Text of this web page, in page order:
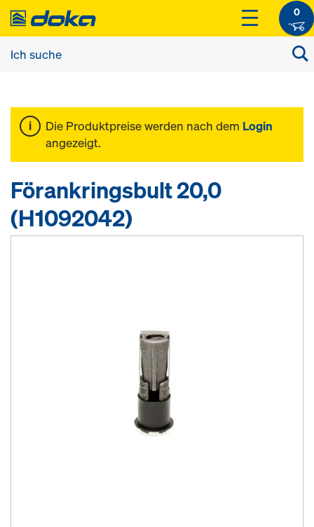
0
Die Produktpreise werden nach dem Login
angezeigt.
Förankringsbult 20,0
(H1092042)